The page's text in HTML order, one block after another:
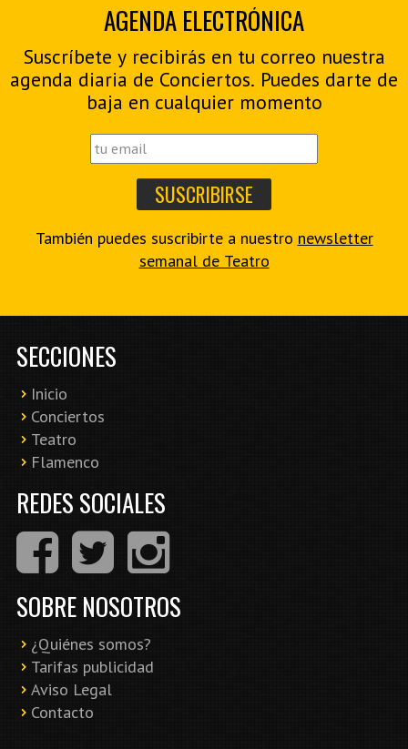
AGENDA ELECTRÓNICA
Suscríbete y recibirás en tu correo nuestra
agenda diaria de Conciertos. Puedes darte de
baja en cualquier momento
También puedes suscribirte a nuestro newsletter
semanal de Teatro
SECCIONES
Inicio
Conciertos
Teatro
Flamenco
REDES SOCIALES
SOBRE NOSOTROS
¿Quiénes somos?
Tarifas publicidad
Aviso Legal
Contacto